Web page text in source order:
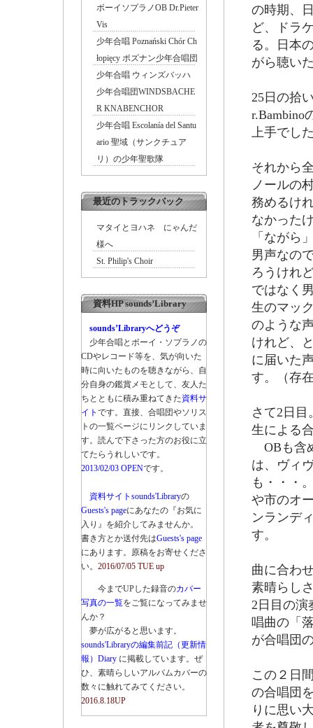
ボーイソプラノOB Dr.Pieter
Vis
少年合唱 Poznański Chór Ch
łopięcy ポズナン少年合唱団
少年合唱 ウィンズバッハ
少年合唱団WINDSBACHE
R KNABENCHOR
少年合唱 Escolanía del Santu
ario 聖域（サンクチュア
リ）の少年聖歌隊
最近のトラックバック
マタイとヨハネ にゃんだ
様へ
St. Philip's Choir
資料HP sounds’Library
sounds’Libraryへどうぞ
少年合唱とボーイ・ソプラノの
CDやレコード等を、気が向いた
時に向いたものを聴きながら、自
分自身の鑑賞メモとして、友人た
ちとともに積み重ねてきた資料サ
イト です。直接、合唱団やソリス
トの一覧ページにリンクしていま
す。読んで下さった方のお役に立
てたらうれしいです。
2013/02/03 OPENです。
資料サイトsounds'Libraryの
Guests's pageにあなたの『お気に
入り』を紹介してみませんか。
書き方とか送付先はGuests's page
にあります。原稿をお寄せくださ
い。 2016/07/05 TUE up
今までUPした録音のカバー
写真の一覧をご覧になってみませ
んか？
夢が広がると思います。
sounds'Libraryの編集前記（更新情
報）Diary に掲載しています。ぜ
ひ、素晴らしいアルバムカバーの
数々に触れてみてください。
2016.8.18UP
の時期、
ど、ドラ
る。日本
がら聴い
25日の拾
r.Bambino
上手でし
それから
ノールの
務めるけ
なかった
「ながら
男声なの
ろうけれ
ではなく
生のマッ
のような
けれど、
に届いた
す。（存
さて2日
生による
OBも含
は、ヴィ
も・・・
や市のオ
ンランデ
す。
曲に合わ
素晴らし
2日目の演
唱曲の「
が合唱団
この２日
の合唱団
りに思い